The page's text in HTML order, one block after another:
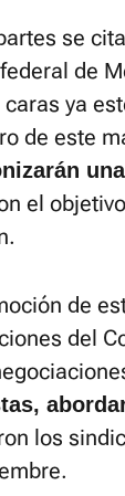
se
de
ya
de este
el
de
del
los